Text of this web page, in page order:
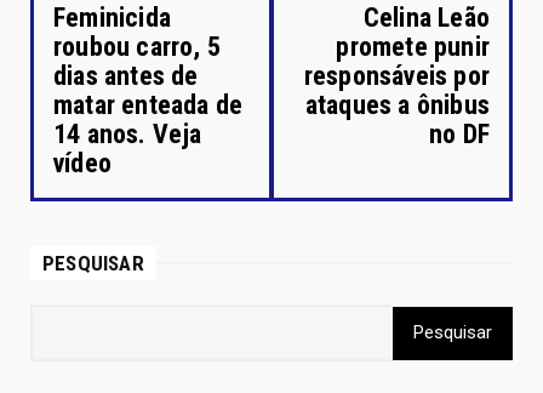
Feminicida
roubou carro, 5
dias antes de
matar enteada de
14 anos. Veja
vídeo
Celina Leão
promete punir
responsáveis por
ataques a ônibus
no DF
PESQUISAR